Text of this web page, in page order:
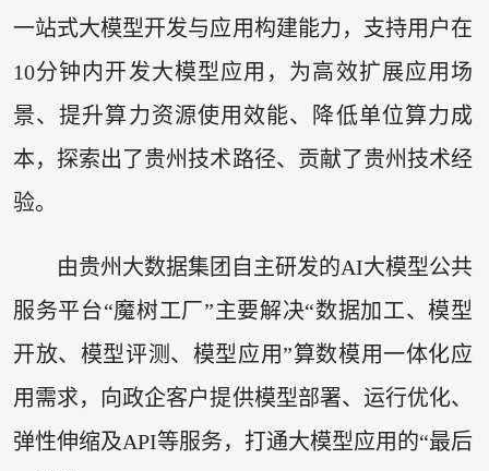
一站式大模型开发与应用构建能力，支持用户在
10分钟内开发大模型应用，为高效扩展应用场
景、提升算力资源使用效能、降低单位算力成
本，探索出了贵州技术路径、贡献了贵州技术经
验。
由贵州大数据集团自主研发的AI大模型公共
服务平台“魔树工厂”主要解决“数据加工、模型
开放、模型评测、模型应用”算数模用一体化应
用需求，向政企客户提供模型部署、运行优化、
弹性伸缩及API等服务，打通大模型应用的“最后